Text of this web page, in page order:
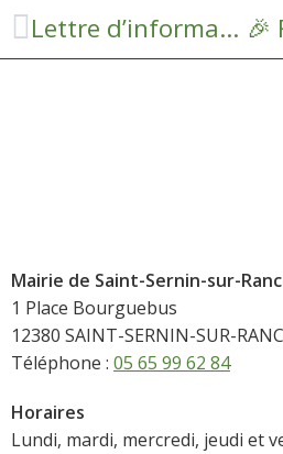
Lettre d’information du Syndicat Mixte Tarn-Sourgues-Dourdou-Rance
Mairie de Saint-Sernin-sur-
1 Place Bourguebus
12380 SAINT-SERNIN-SUR-
Téléphone : 05 65 99 62 84
Horaires
Lundi, mardi, mercredi, jeudi et